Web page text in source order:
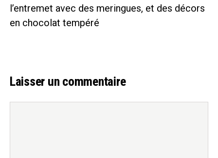
l’entremet avec des meringues, et des décors
en chocolat tempéré
Laisser un commentaire